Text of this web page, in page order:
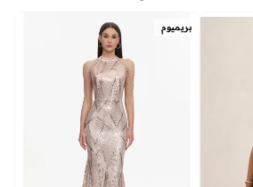
بريميوم